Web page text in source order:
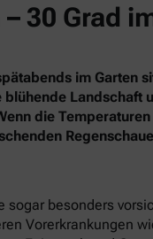
– 30 Grad
im Garten
Landschaft
die
besonders
Vorerkrankungen